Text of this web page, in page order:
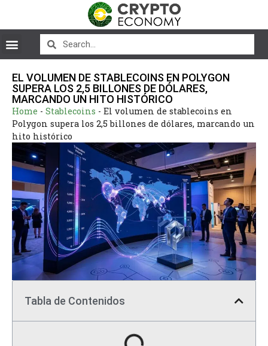
EL VOLUMEN DE STABLECOINS EN POLYGON
SUPERA LOS 2,5 BILLONES DE DÓLARES,
MARCANDO UN HITO HISTÓRICO
Home - Stablecoins - El volumen de stablecoins en
Polygon supera los 2,5 billones de dólares, marcando un
hito histórico
Tabla de Contenidos